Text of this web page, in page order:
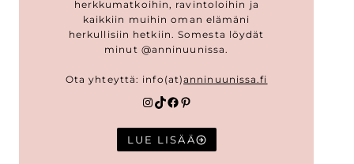
herkkumatkoihin, ravintoloihin ja
kaikkiin muihin oman elämäni
herkullisiin hetkiin. Somesta löydät
minut @anninuunissa.
Ota yhteyttä: info(at)anninuunissa.fi
Instagram
TikTok
Facebook
Pinterest
LUE LISÄÄ